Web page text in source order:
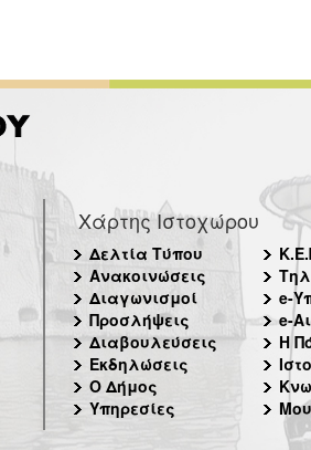
Χάρτης Ιστοχώρου
Δελτία Τύπου
Ανακοινώσεις
Διαγωνισμοί
Προσλήψεις
Διαβουλεύσεις
Εκδηλώσεις
Ο Δήμος
Υπηρεσίες
e-
e-
Η